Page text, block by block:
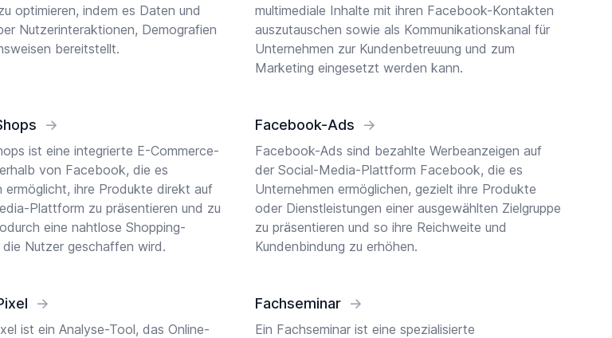
optimieren, indem es Daten und
Nutzerinteraktionen, Demografien
bereitstellt.
multimediale Inhalte mit ihren Facebook-Kontakten
auszutauschen sowie als Kommunikationskanal für
Unternehmen zur Kundenbetreuung und zum
Marketing eingesetzt werden kann.
→
ist eine integrierte E-Commerce-
von Facebook, die es
ermöglicht, ihre Produkte direkt auf
Plattform zu präsentieren und zu
eine nahtlose Shopping-
die Nutzer geschaffen wird.
Facebook-Ads →
Facebook-Ads sind bezahlte Werbeanzeigen auf
der Social-Media-Plattform Facebook, die es
Unternehmen ermöglichen, gezielt ihre Produkte
oder Dienstleistungen einer ausgewählten Zielgruppe
zu präsentieren und so ihre Reichweite und
Kundenbindung zu erhöhen.
→
ist ein Analyse-Tool, das Online-
Fachseminar →
Ein Fachseminar ist eine spezialisierte